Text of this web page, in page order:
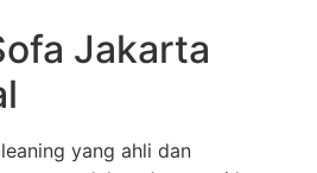
Jakarta
yang ahli dan